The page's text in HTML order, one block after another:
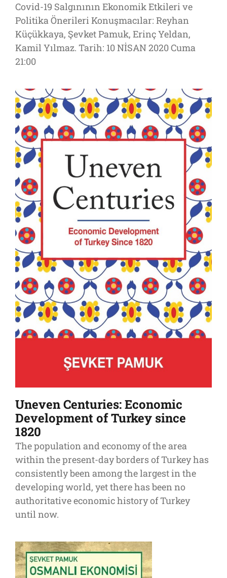
Covid-19 Salgınının Ekonomik Etkileri ve
Politika Önerileri Konuşmacılar: Reyhan
Küçükkaya, Şevket Pamuk, Erinç Yeldan,
Kamil Yılmaz. Tarih: 10 NİSAN 2020 Cuma
21:00
Uneven Centuries: Economic
Development of Turkey since
1820
The population and economy of the area
within the present-day borders of Turkey has
consistently been among the largest in the
developing world, yet there has been no
authoritative economic history of Turkey
until now.